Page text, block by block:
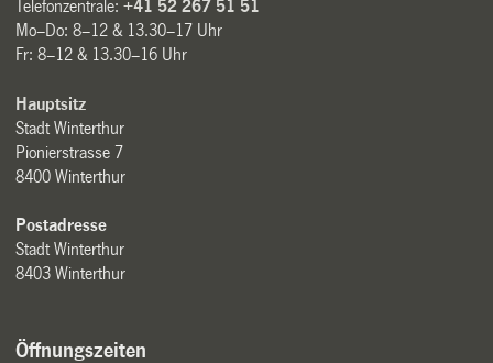
Telefonzentrale:+41 52 267 51 51
Mo–Do: 8–12 & 13.30–17 Uhr
Fr: 8–12 & 13.30–16 Uhr
Hauptsitz
Stadt Winterthur
Pionierstrasse 7
8400 Winterthur
Postadresse
Stadt Winterthur
8403 Winterthur
Öffnungszeiten